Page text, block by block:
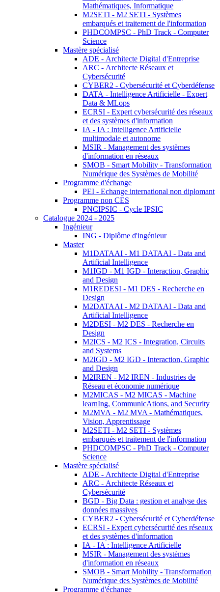
Mathématiques, Informatique
M2SETI - M2 SETI - Systèmes
embarqués et traitement de l'information
PHDCOMPSC - PhD Track - Computer
Science
Mastère spécialisé
ADE - Architecte Digital d'Entreprise
ARC - Architecte Réseaux et
Cybersécurité
CYBER2 - Cybersécurité et Cyberdéfense
DATA - Intelligence Artificielle - Expert
Data & MLops
ECRSI - Expert cybersécurité des réseaux
et des systèmes d'information
IA - IA : Intelligence Artificielle
multimodale et autonome
MSIR - Management des systèmes
d'information en réseaux
SMOB - Smart Mobility - Transformation
Numérique des Systèmes de Mobilité
Programme d'échange
PEI - Echange international non diplomant
Programme non CES
PNCIPSIC - Cycle IPSIC
Catalogue 2024 - 2025
Ingénieur
ING - Diplôme d'ingénieur
Master
M1DATAAI - M1 DATAAI - Data and
Artificial Intelligence
M1IGD - M1 IGD - Interaction, Graphic
and Design
M1REDESI - M1 DES - Recherche en
Design
M2DATAAI - M2 DATAAI - Data and
Artificial Intelligence
M2DESI - M2 DES - Recherche en
Design
M2ICS - M2 ICS - Integration, Circuits
and Systems
M2IGD - M2 IGD - Interaction, Graphic
and Design
M2IREN - M2 IREN - Industries de
Réseau et économie numérique
M2MICAS - M2 MICAS - Machine
learnIng, CommunicAtions, and Security
M2MVA - M2 MVA - Mathématiques,
Vision, Apprentissage
M2SETI - M2 SETI - Systèmes
embarqués et traitement de l'information
PHDCOMPSC - PhD Track - Computer
Science
Mastère spécialisé
ADE - Architecte Digital d'Entreprise
ARC - Architecte Réseaux et
Cybersécurité
BGD - Big Data : gestion et analyse des
données massives
CYBER2 - Cybersécurité et Cyberdéfense
ECRSI - Expert cybersécurité des réseaux
et des systèmes d'information
IA - IA : Intelligence Artificielle
MSIR - Management des systèmes
d'information en réseaux
SMOB - Smart Mobility - Transformation
Numérique des Systèmes de Mobilité
Programme d'échange